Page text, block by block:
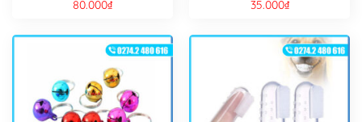
80.000₫
35.000₫